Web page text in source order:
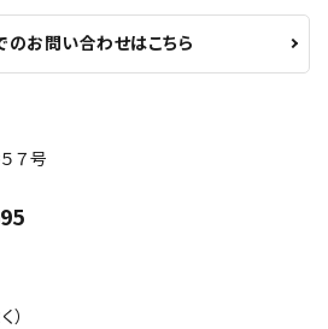
のお問い合わせはこちら
７号